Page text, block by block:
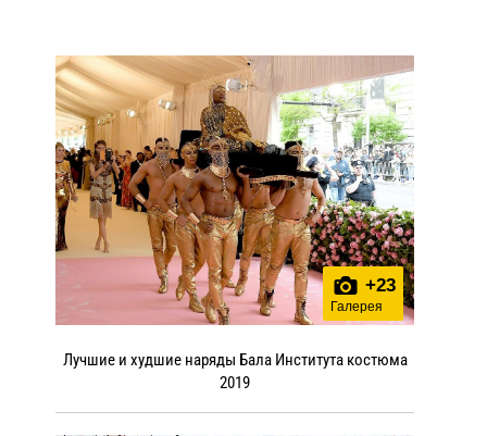
+23
Галерея
Лучшие и худшие наряды Бала Института костюма
2019